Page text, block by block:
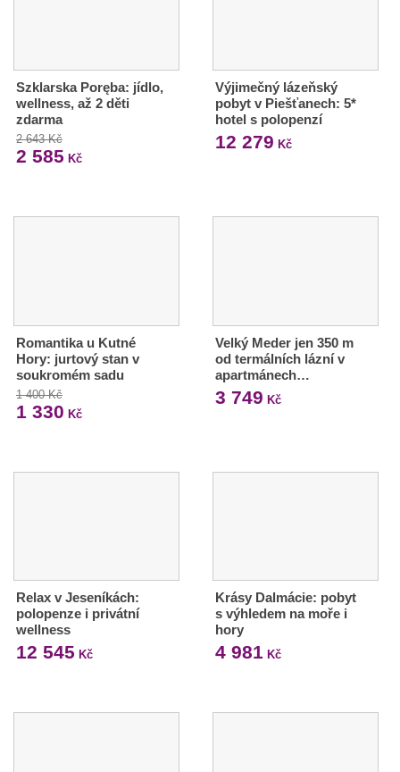
Szklarska Poręba: jídlo,
wellness, až 2 děti
zdarma
2 643 Kč
2 585 Kč
Výjimečný lázeňský
pobyt v Piešťanech: 5*
hotel s polopenzí
12 279 Kč
Romantika u Kutné
Hory: jurtový stan v
soukromém sadu
1 400 Kč
1 330 Kč
Velký Meder jen 350 m
od termálních lázní v
apartmánech…
3 749 Kč
Relax v Jeseníkách:
polopenze i privátní
wellness
12 545 Kč
Krásy Dalmácie: pobyt
s výhledem na moře i
hory
4 981 Kč